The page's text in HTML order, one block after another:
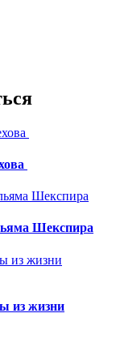
Шекспира
из жизни